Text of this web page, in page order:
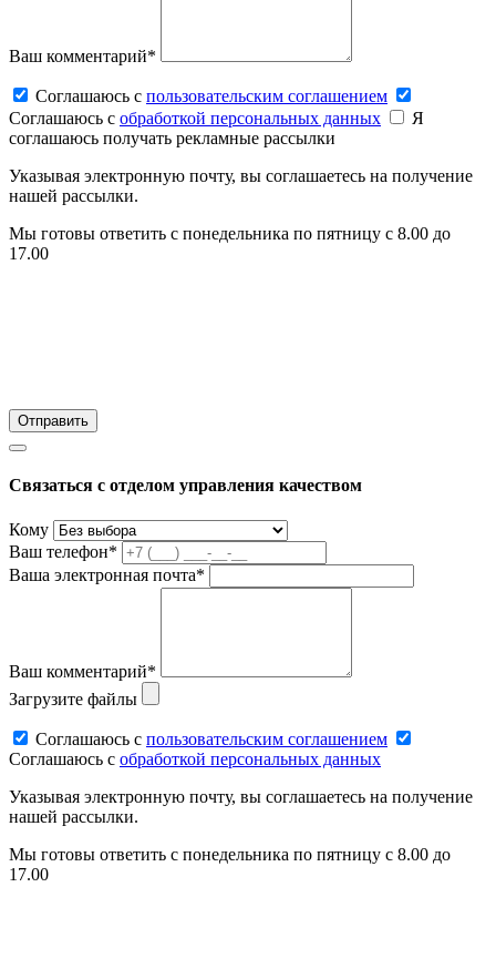
Ваш комментарий*
Соглашаюсь c пользовательским соглашением
Соглашаюсь c обработкой персональных данных
Я
соглашаюсь получать рекламные рассылки
Указывая электронную почту, вы соглашаетесь на получение
нашей рассылки.
Мы готовы ответить с понедельника по пятницу с 8.00 до
17.00
Связаться с отделом управления качеством
Кому
Ваш телефон*
Ваша электронная почта*
Ваш комментарий*
Загрузите файлы
Соглашаюсь c пользовательским соглашением
Соглашаюсь c обработкой персональных данных
Указывая электронную почту, вы соглашаетесь на получение
нашей рассылки.
Мы готовы ответить с понедельника по пятницу с 8.00 до
17.00